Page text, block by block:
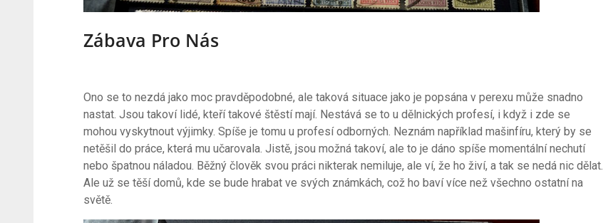
Zábava Pro Nás
Ono se to nezdá jako moc pravděpodobné, ale taková situace jako je popsána v perexu může snadno
nastat. Jsou takoví lidé, kteří takové štěstí mají. Nestává se to u dělnických profesí, i když i zde se
mohou vyskytnout výjimky. Spíše je tomu u profesí odborných. Neznám například mašinfíru, který by se
netěšil do práce, která mu učarovala. Jistě, jsou možná takoví, ale to je dáno spíše momentální nechutí
nebo špatnou náladou. Běžný člověk svou práci nikterak nemiluje, ale ví, že ho živí, a tak se nedá nic dělat.
Ale už se těší domů, kde se bude hrabat ve svých známkách, což ho baví více než všechno ostatní na
světě.